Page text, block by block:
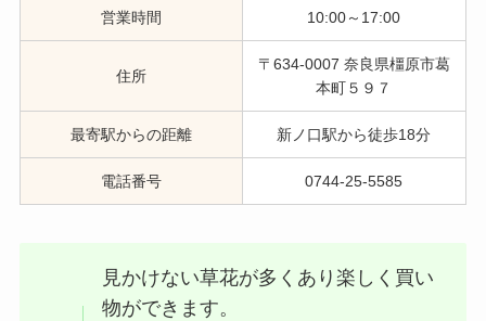
営業時間 10:00～17:00
住所
〒634-0007 奈良県橿原市葛
本町５９７
最寄駅からの距離 新ノ口駅から徒歩18分
電話番号 0744-25-5585
見かけない草花が多くあり楽しく買い
物ができます。